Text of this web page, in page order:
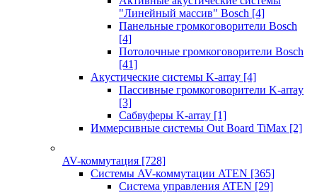
"Линейный массив" Bosch [4]
Панельные громкоговорители Bosch
[4]
Потолочные громкоговорители Bosch
[41]
Акустические системы K-array [4]
Пассивные громкоговорители K-array
[3]
Сабвуферы K-array [1]
Иммерсивные системы Out Board TiMax [2]
AV-коммутация [728]
Системы AV-коммутации ATEN [365]
Система управления ATEN [29]